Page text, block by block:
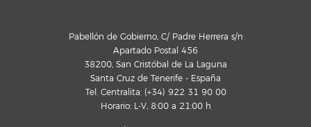
Pabellón de Gobierno, C/ Padre Herrera s/n
Apartado Postal 456
38200, San Cristóbal de La Laguna
Santa Cruz de Tenerife - España
Tel. Centralita: (+34) 922 31 90 00
Horario: L-V, 8:00 a 21:00 h